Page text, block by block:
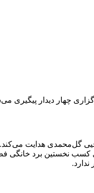
چهار دیدار
گل‌محمدی هدایت می‌کند.
نخستین برد خانگی فصل